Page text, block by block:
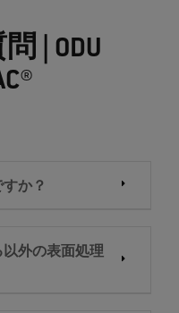
| ODU
か？
外の表面処理